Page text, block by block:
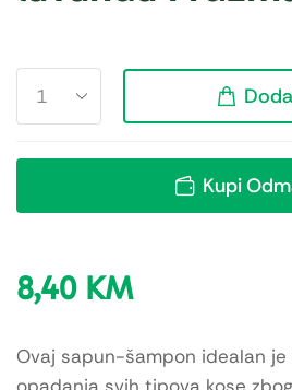
Kupi
8,40 KM
Ovaj sapun-šampon idealan je